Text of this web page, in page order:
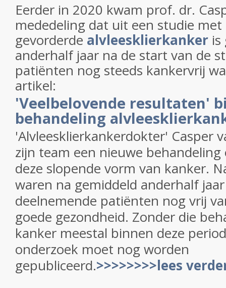
Eerder in 2020 kwam prof. dr.
mededeling dat uit een studie
gevorderde alvleesklierkanker is
anderhalf jaar na de start van de
patiënten nog steeds kankervrij
artikel:
'Veelbelovende resultaten'
behandeling
'Alvleesklierkankerdokter' Casper
zijn team een nieuwe
deze slopende vorm van kanker.
waren na gemiddeld anderhalf
deelnemende patiënten nog vrij
goede gezondheid. Zonder die
kanker meestal binnen deze
onderzoek moet nog worden
gepubliceerd.>>>>>>>>lees